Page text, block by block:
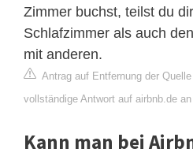
Zimmer buchst, teilst du
Schlafzimmer als auch
mit anderen.
Antrag auf Entfernung der Quelle
vollständige Antwort auf airbnb.de an
Kann man bei